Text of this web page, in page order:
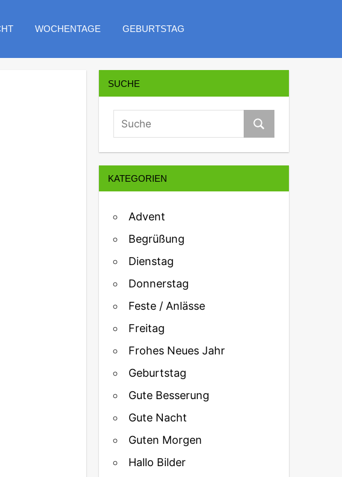
WOCHENTAGE GEBURTSTAG
SUCHE
KATEGORIEN
Advent
Begrüßung
Dienstag
Donnerstag
Feste / Anlässe
Freitag
Frohes Neues Jahr
Geburtstag
Gute Besserung
Gute Nacht
Guten Morgen
Hallo Bilder